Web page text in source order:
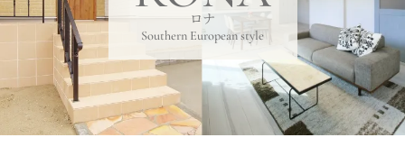
ロナ
Southern European style